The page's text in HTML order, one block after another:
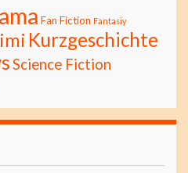
Fan Fiction Fantasiy
Kurzgeschichte
Science Fiction